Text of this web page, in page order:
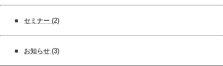
セミナー (2)
お知らせ (3)